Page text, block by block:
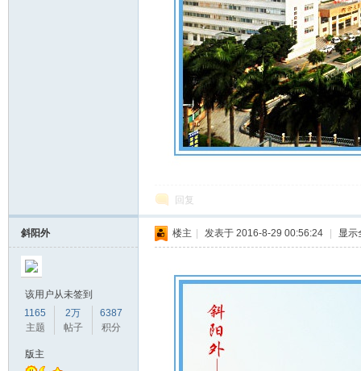
回复
斜阳外
该用户从未签到
1165
主题
2万
帖子
6387
积分
版主
楼主 发表于 2016-8-29 00:56:24 显示